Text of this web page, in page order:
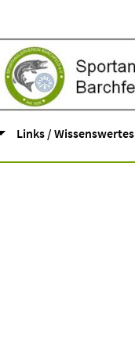
Links / Wissenswertes